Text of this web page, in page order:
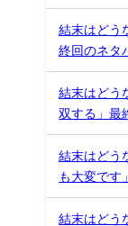
結末はどう
終回のネタ
結末はどう
双する」最
結末はどう
も大変です
結末はどう